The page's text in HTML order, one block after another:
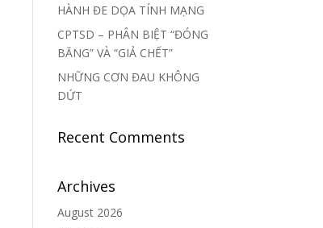
HÀNH ĐE DỌA TÍNH MẠNG
CPTSD – PHÂN BIỆT “ĐÓNG
BĂNG” VÀ “GIẢ CHẾT”
NHỮNG CƠN ĐAU KHÔNG
DỨT
Recent Comments
Archives
August 2026